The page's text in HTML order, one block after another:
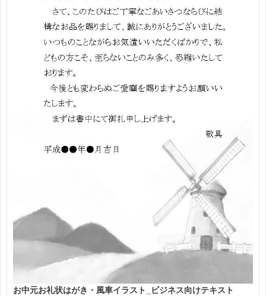
お中元お礼状はがき・風車イラスト_ビジネス向けテキスト